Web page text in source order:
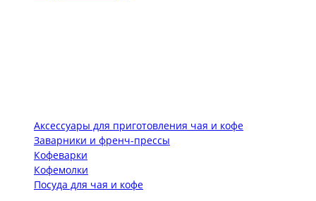
Аксессуары для приготовления чая и кофе
Заварники и френч-прессы
Кофеварки
Кофемолки
Посуда для чая и кофе